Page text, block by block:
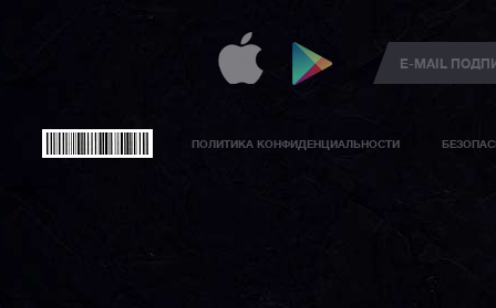
ПОЛИТИКА КОНФИДЕНЦИАЛЬНОСТИ